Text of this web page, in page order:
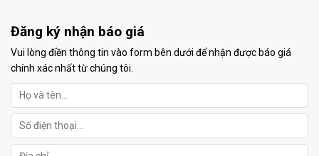
Đăng ký nhận báo giá
Vui lòng điền thông tin vào form bên dưới để nhận được báo giá
chính xác nhất từ chúng tôi.